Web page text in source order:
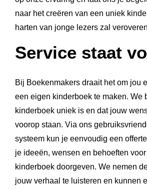
naar het creëren van een uniek
harten van jonge lezers zal
Service staat
Bij Boekenmakers draait het om jou
een eigen kinderboek te maken. We
kinderboek uniek is en dat jouw
voorop staan. Via ons
systeem kun je eenvoudig een
je ideeën, wensen en behoeften
kinderboek doorgeven. We nemen
jouw verhaal te luisteren en kunnen